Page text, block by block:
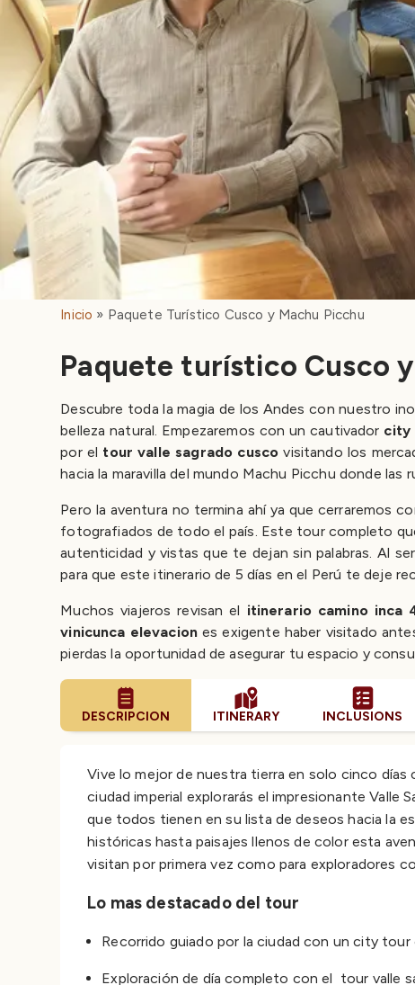
Inicio Paquete Turístico Cusco y Machu Picchu
Paquete turístico Cusco
Descubre toda la magia de los Andes con nuestro
belleza natural. Empezaremos con un cautivador city
por el tour valle sagrado cusco visitando los
hacia la maravilla del mundo Machu Picchu donde
Pero la aventura no termina ahí ya que cerraremos
fotografiados de todo el país. Este tour completo
autenticidad y vistas que te dejan sin palabras. Al
para que este itinerario de 5 días en el Perú te deje
Muchos viajeros revisan el itinerario camino inca
vinicunca elevacion es exigente haber visitado
pierdas la oportunidad de asegurar tu espacio y
DESCRIPCION ITINERARY INCLUSIONS
Vive lo mejor de nuestra tierra en solo cinco
ciudad imperial explorarás el impresionante Valle
que todos tienen en su lista de deseos hacia la
históricas hasta paisajes llenos de color esta
visitan por primera vez como para exploradores
Lo mas destacado del tour
Recorrido guiado por la ciudad con un city
Exploración de día completo con el tour valle